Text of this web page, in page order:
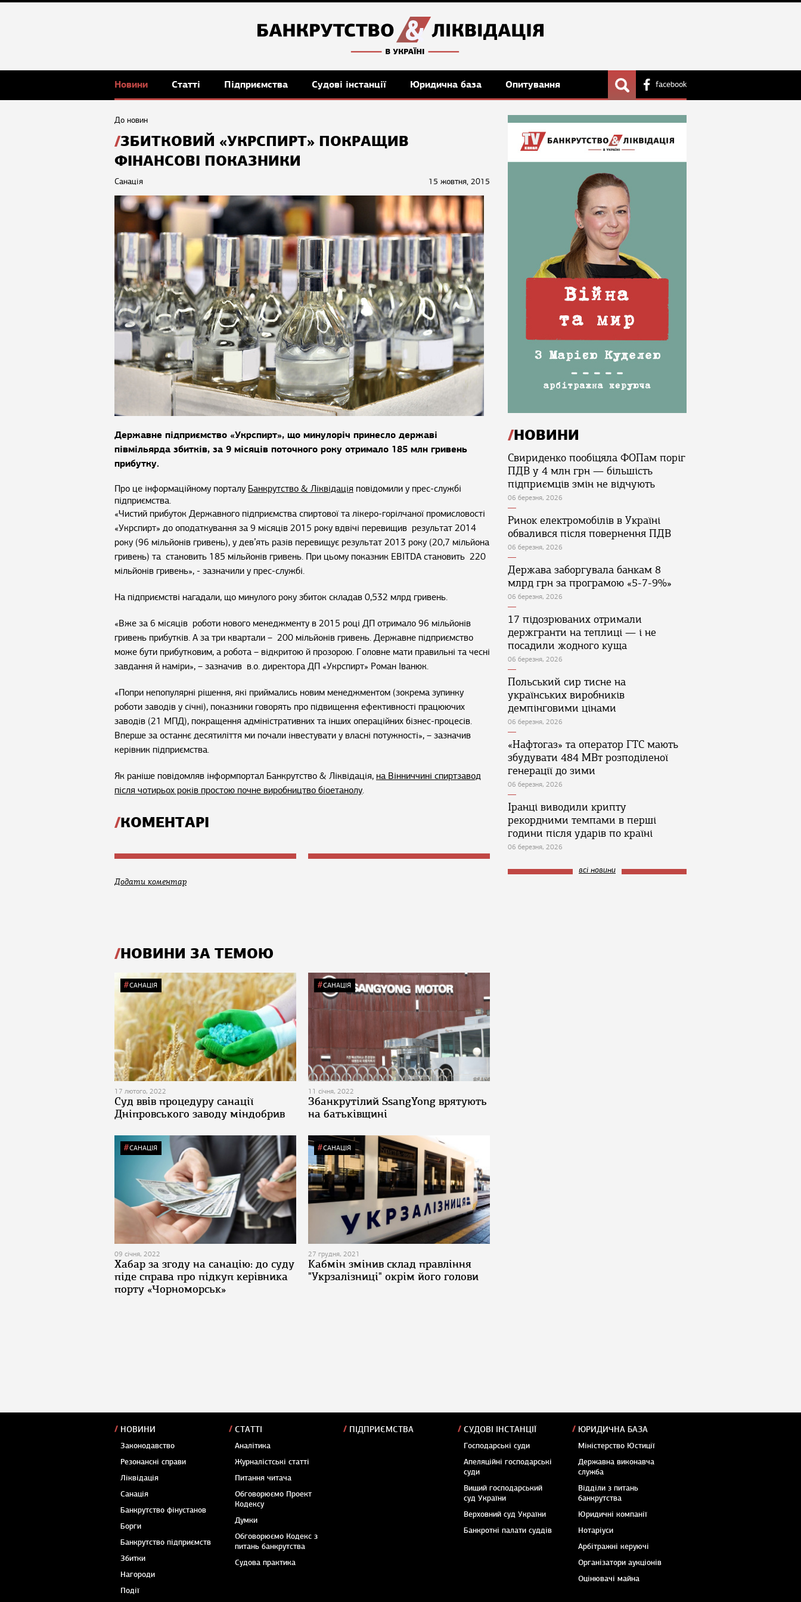
Новини Статті Підприємства Судові інстанції Юридична база Опитування facebook
До новин
ЗБИТКОВИЙ «УКРСПИРТ» ПОКРАЩИВ
ФІНАНСОВІ ПОКАЗНИКИ
15 жовтня, 2015
Санація
Державне підприємство «Укрспирт», що минулоріч принесло державі
півмільярда збитків, за 9 місяців поточного року отримало 185 млн гривень
прибутку.
Про це інформаційному порталу Банкрутство & Ліквідація повідомили у прес-службі
підприємства.
«Чистий прибуток Державного підприємства спиртової та лікеро-горілчаної промисловості
«Укрспирт» до оподаткування за 9 місяців 2015 року вдвічі перевищив результат 2014
року (96 мільйонів гривень), у дев’ять разів перевищує результат 2013 року (20,7 мільйона
гривень) та становить 185 мільйонів гривень. При цьому показник EBITDA становить 220
мільйонів гривень», - зазначили у прес-службі.
На підприємстві нагадали, що минулого року збиток складав 0,532 млрд гривень.
«Вже за 6 місяців роботи нового менеджменту в 2015 році ДП отримало 96 мільйонів
гривень прибутків. А за три квартали – 200 мільйонів гривень. Державне підприємство
може бути прибутковим, а робота – відкритою й прозорою. Головне мати правильні та чесні
завдання й наміри», – зазначив в.о. директора ДП «Укрспирт» Роман Іванюк.
«Попри непопулярні рішення, які приймались новим менеджментом (зокрема зупинку
роботи заводів у січні), показники говорять про підвищення ефективності працюючих
заводів (21 МПД), покращення адміністративних та інших операційних бізнес-процесів.
Вперше за останнє десятиліття ми почали інвестувати у власні потужності», – зазначив
керівник підприємства.
Як раніше повідомляв інформпортал Банкрутство & Ліквідація, на Вінниччині спиртзавод
після чотирьох років простою почне виробництво біоетанолу.
КОМЕНТАРІ
Додати коментар
НОВИНИ ЗА ТЕМОЮ
САНАЦІЯ
17 лютого, 2022
Суд ввів процедуру санації
Дніпровського заводу міндобрив
САНАЦІЯ
11 січня, 2022
Збанкрутілий SsangYong врятують
на батьківщині
САНАЦІЯ
09 січня, 2022
Хабар за згоду на санацію: до суду
піде справа про підкуп керівника
порту «Чорноморськ»
САНАЦІЯ
27 грудня, 2021
Кабмін змінив склад правління
"Укрзалізниці" окрім його голови
НОВИНИ
Свириденко пообіцяла ФОПам поріг
ПДВ у 4 млн грн — більшість
підприємців змін не відчують
06 березня, 2026
Ринок електромобілів в Україні
обвалився після повернення ПДВ
06 березня, 2026
Держава заборгувала банкам 8
млрд грн за програмою «5-7-9%»
06 березня, 2026
17 підозрюваних отримали
держгранти на теплиці — і не
посадили жодного куща
06 березня, 2026
Польський сир тисне на
українських виробників
демпінговими цінами
06 березня, 2026
«Нафтогаз» та оператор ГТС мають
збудувати 484 МВт розподіленої
генерації до зими
06 березня, 2026
Іранці виводили крипту
рекордними темпами в перші
години після ударів по країні
06 березня, 2026
всі новини
НОВИНИ
Законодавство
Резонансні справи
Ліквідація
Санація
Банкрутство фінустанов
Борги
Банкрутство підприємств
Збитки
Нагороди
Події
СТАТТІ
Аналітика
Журналістські статті
Питання читача
Обговорюємо Проект
Кодексу
Думки
Обговорюємо Кодекс з
питань банкрутства
Судова практика
ПІДПРИЄМСТВА СУДОВІ ІНСТАНЦІЇ
Господарські суди
Апеляційні господарські
суди
Вищий господарський
суд України
Верховний суд України
Банкротні палати суддів
ЮРИДИЧНА БАЗА
Міністерство Юстиції
Державна виконавча
служба
Відділи з питань
банкрутства
Юридичні компанії
Нотаріуси
Арбітражні керуючі
Організатори аукціонів
Оцінювачі майна